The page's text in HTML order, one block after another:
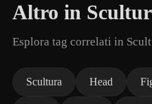
Altro in
Esplora tag correlati in
Scultura Head